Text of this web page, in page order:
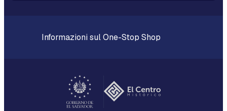
Informazioni sul One-Stop Shop